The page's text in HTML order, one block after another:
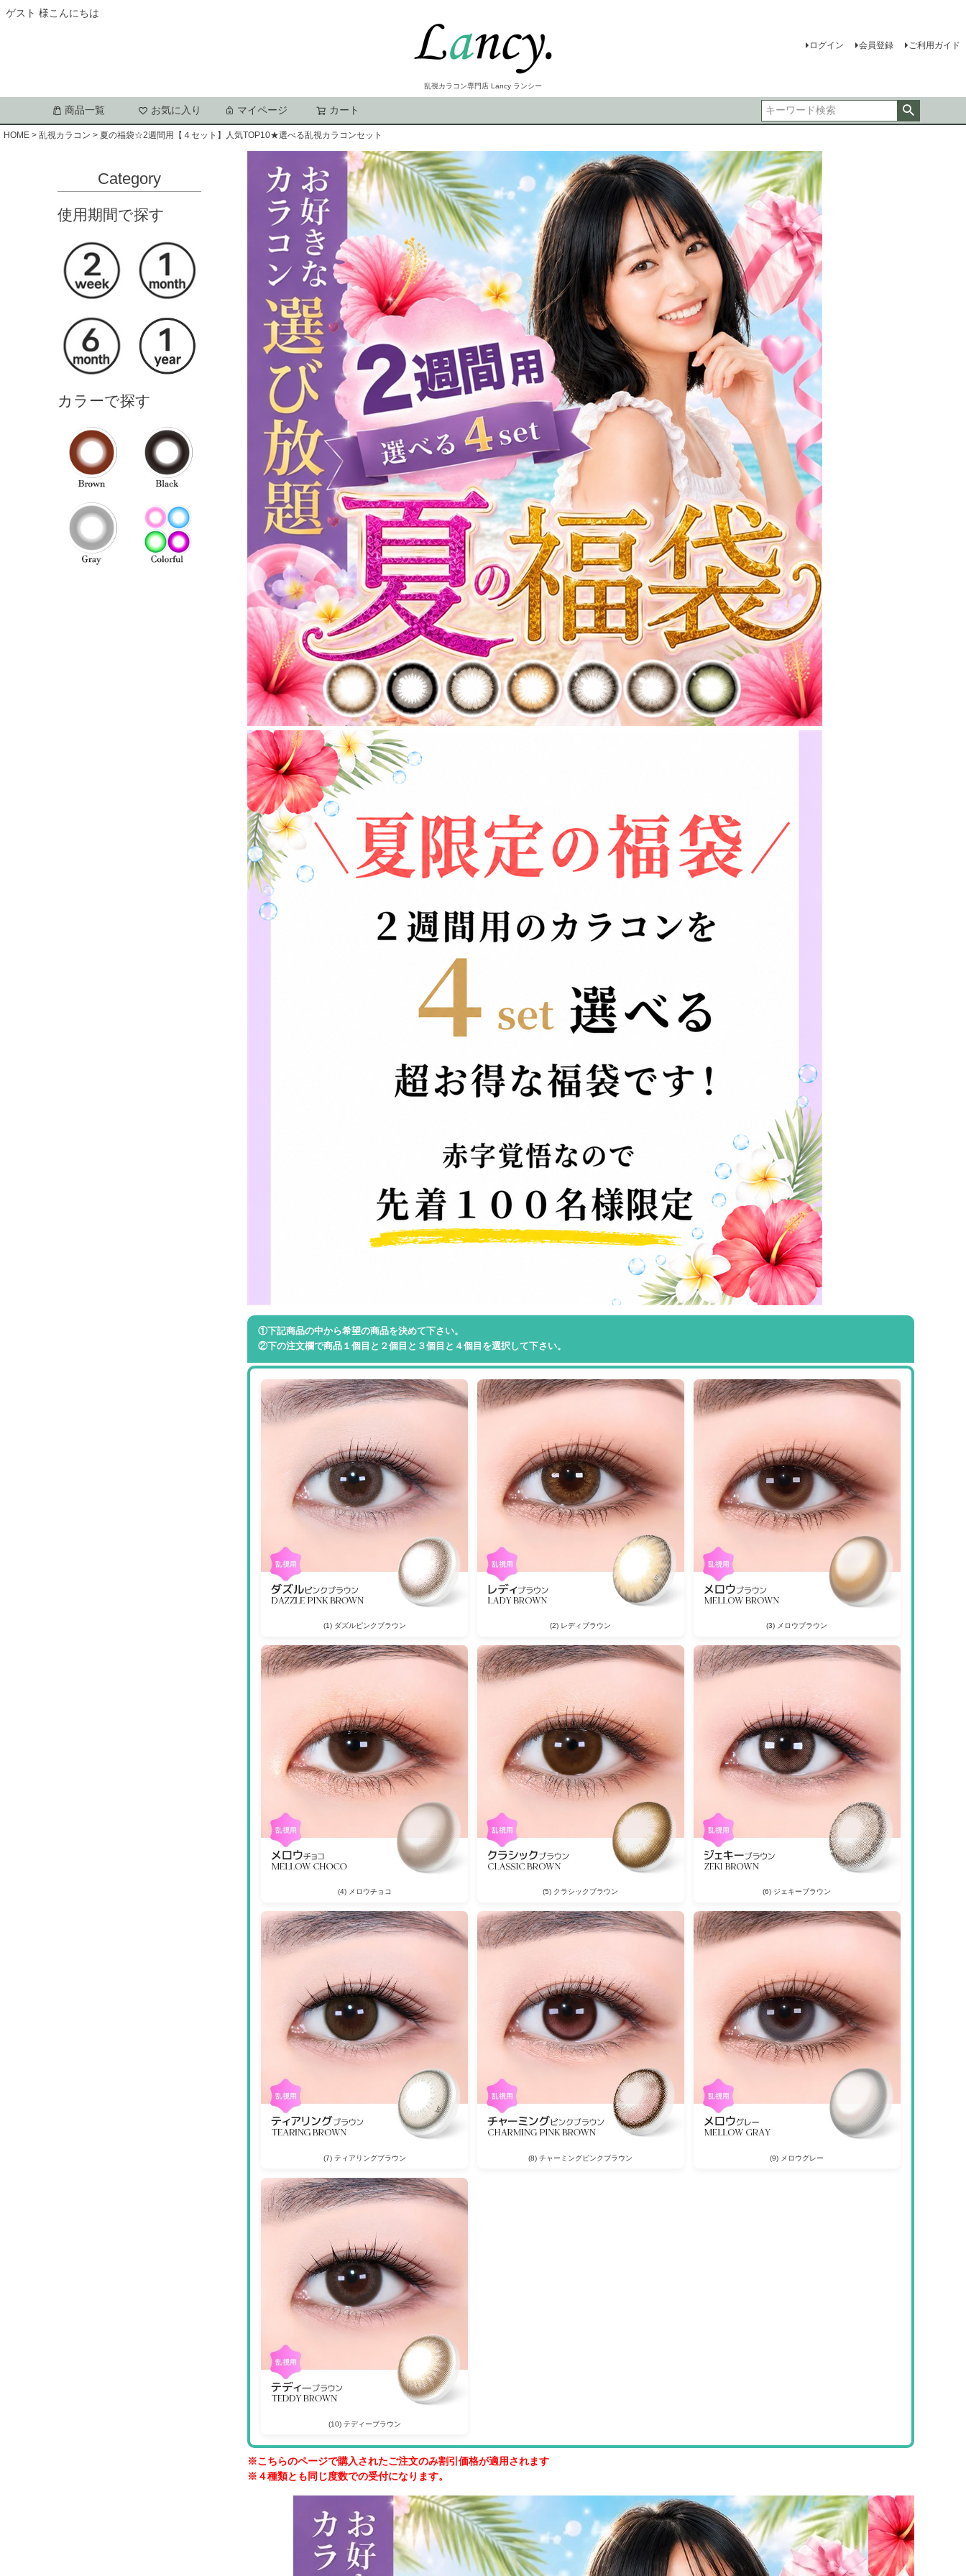
ゲスト 様こんにちは
乱視カラコン専門店 Lancy ランシー
ログイン 会員登録 ご利用ガイド
商品一覧 お気に入り マイページ カート
HOME 乱視カラコン 夏の福袋☆2週間用【４セット】人気TOP10★選べる乱視カラコンセット
Category
使用期間で探す
カラーで探す
①下記商品の中から希望の商品を決めて下さい。
②下の注文欄で商品１個目と２個目と３個目と４個目を選択して下さい。
(1) ダズルピンクブラウン (2) レディブラウン (3) メロウブラウン
(4) メロウチョコ (5) クラシックブラウン (6) ジェキーブラウン
(7) ティアリングブラウン (8) チャーミングピンクブラウン (9) メロウグレー
(10) テディーブラウン
※こちらのページで購入されたご注文のみ割引価格が適用されます
※４種類とも同じ度数での受付になります。